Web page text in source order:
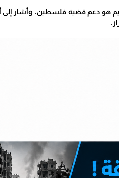
هو دعم قضية فلسطين، وأشار إلى